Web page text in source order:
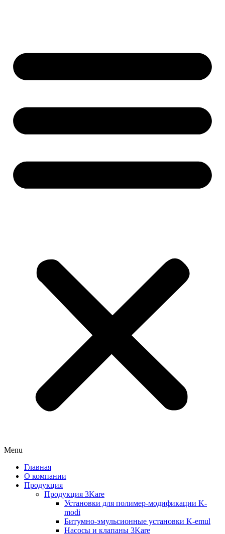
Menu
Главная
О компании
Продукция
Продукция 3Kare
Установки для полимер-модификации K-
modi
Битумно-эмульсионные установки K-emul
Насосы и клапаны 3Kare